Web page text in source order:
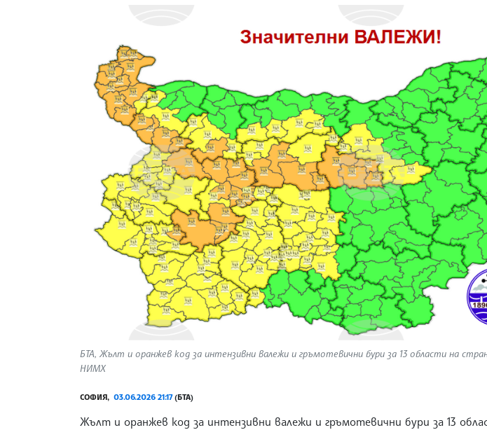
БТА, Жълт и оранжев код за интензивни валежи и гръмотевични бури за 13 области на
НИМХ
СОФИЯ, 03.06.2026 21:17(БТА)
Жълт и оранжев код за интензивни валежи и гръмотевични бури за 13